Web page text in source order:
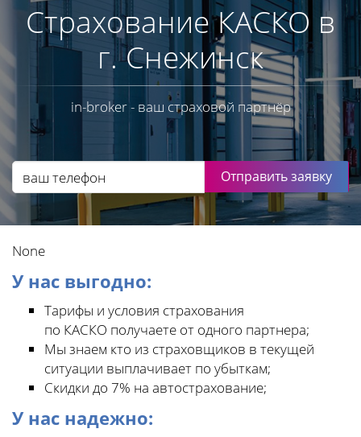
Страхование КАСКО в
г. Снежинск
in-broker - ваш страховой партнёр
Отправить заявку
None
У нас выгодно:
Тарифы и условия страхования
по КАСКО получаете от одного партнера;
Мы знаем кто из страховщиков в текущей
ситуации выплачивает по убыткам;
Скидки до 7% на автострахование;
У нас надежно: